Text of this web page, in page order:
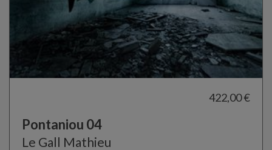
422,00 €
Pontaniou 04
Le Gall Mathieu